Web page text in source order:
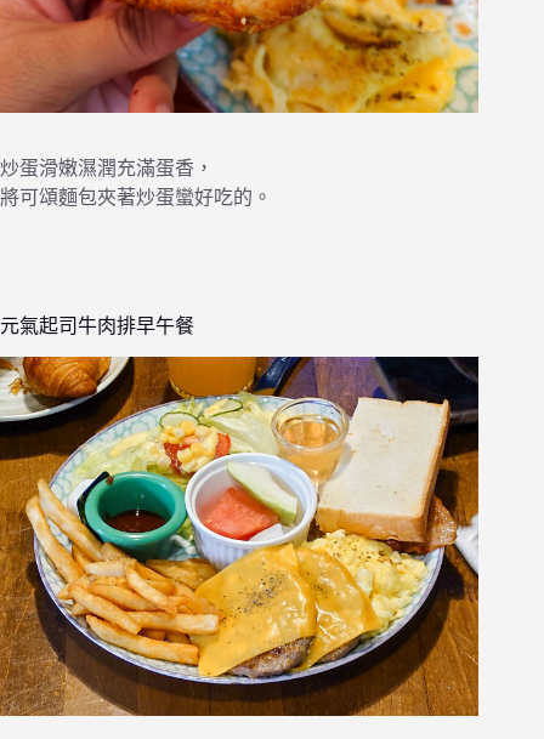
炒蛋滑嫩濕潤充滿蛋香，
將可頌麵包夾著炒蛋蠻好吃的。
元氣起司牛肉排早午餐